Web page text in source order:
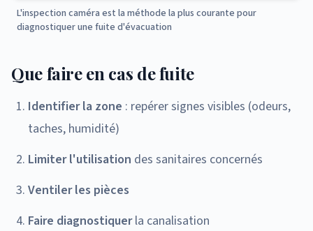
L'inspection caméra est la méthode la plus courante pour
diagnostiquer une fuite d'évacuation
Que faire en cas de fuite
Identifier la zone : repérer signes visibles (odeurs,
taches, humidité)
Limiter l'utilisation des sanitaires concernés
Ventiler les pièces
Faire diagnostiquerla canalisation